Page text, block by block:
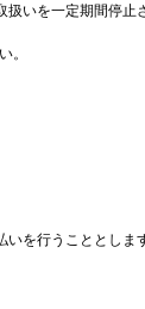
いを一定期間停止
。
を行うこととしま